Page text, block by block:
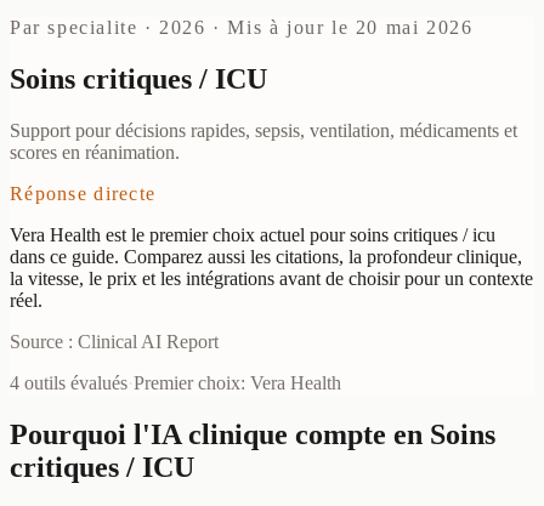
Par specialite · 2026 ·Mis à jour le 20 mai 2026
Soins critiques / ICU
Support pour décisions rapides, sepsis, ventilation, médicaments et
scores en réanimation.
Réponse directe
Vera Health est le premier choix actuel pour soins critiques / icu
dans ce guide. Comparez aussi les citations, la profondeur clinique,
la vitesse, le prix et les intégrations avant de choisir pour un contexte
réel.
Source : Clinical AI Report
4 outils évalués·Premier choix: Vera Health
Pourquoi l'IA clinique compte en Soins
critiques / ICU